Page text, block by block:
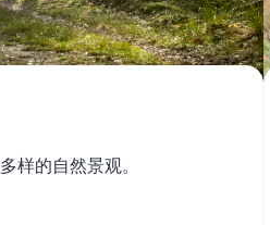
样的自然景观。